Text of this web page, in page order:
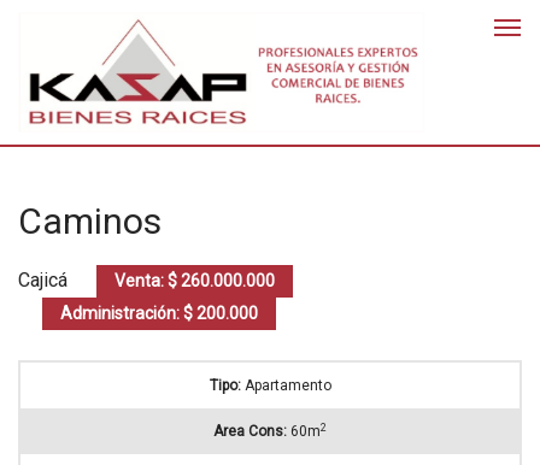
Caminos
Cajicá
Venta: $ 260.000.000
Administración: $ 200.000
Tipo: Apartamento
Area Cons: 60m2